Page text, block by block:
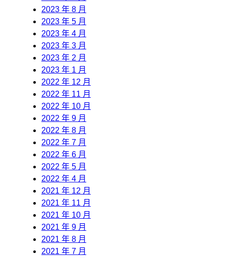
2023 年 8 月
2023 年 5 月
2023 年 4 月
2023 年 3 月
2023 年 2 月
2023 年 1 月
2022 年 12 月
2022 年 11 月
2022 年 10 月
2022 年 9 月
2022 年 8 月
2022 年 7 月
2022 年 6 月
2022 年 5 月
2022 年 4 月
2021 年 12 月
2021 年 11 月
2021 年 10 月
2021 年 9 月
2021 年 8 月
2021 年 7 月